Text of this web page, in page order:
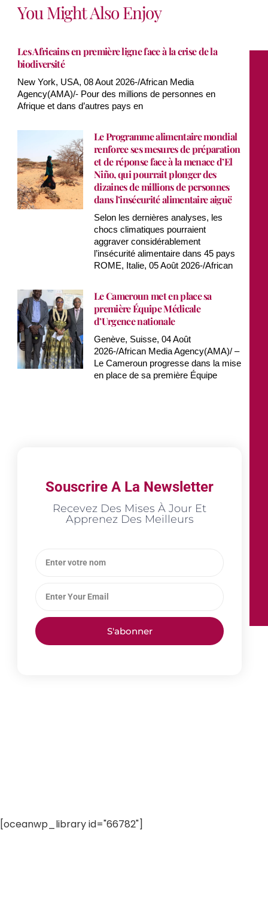
You Might Also Enjoy
Les Africains en première ligne face à la crise de la
biodiversité
New York, USA, 08 Aout 2026-/African Media
Agency(AMA)/- Pour des millions de personnes en
Afrique et dans d’autres pays en
Le Programme alimentaire mondial
renforce ses mesures de préparation
et de réponse face à la menace d’El
Niño, qui pourrait plonger des
dizaines de millions de personnes
dans l’insécurité alimentaire aiguë
Selon les dernières analyses, les
chocs climatiques pourraient
aggraver considérablement
l’insécurité alimentaire dans 45 pays
ROME, Italie, 05 Août 2026-/African
Le Cameroun met en place sa
première Équipe Médicale
d’Urgence nationale
Genève, Suisse, 04 Août
2026-/African Media Agency(AMA)/ –
Le Cameroun progresse dans la mise
en place de sa première Équipe
Souscrire A La Newsletter
Recevez Des Mises À Jour Et
Apprenez Des Meilleurs
S'abonner
[oceanwp_library id="66782"]